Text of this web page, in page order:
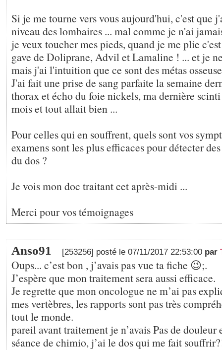
Si je me tourne vers vous aujourd'hui, c'est que
niveau des lombaires ... mal comme je n'ai
je veux toucher mes pieds, quand je me plie
gave de Doliprane, Advil et Lamaline ! ... et je
mais j'ai l'intuition que ce sont des métas
J'ai fait une prise de sang parfaite la semaine
thorax et écho du foie nickels, ma dernière scinti
mois et tout allait bien ...
Pour celles qui en souffrent, quels sont vos
examens sont les plus efficaces pour détecter
du dos ?
Je vois mon doc traitant cet après-midi ...
Merci pour vos témoignages
Anso91 [253256] posté le 07/11/2017 22:53:00 par
Oups... c’est bon , j’avais pas vue ta fiche 😉;.
J’espère que mon traitement sera aussi efficace.
Je regrette que mon oncologue ne m’ai pas
mes vertèbres, les rapports sont pas très
tout le monde.
pareil avant traitement je n’avais Pas de douleur
séance de chimio, j’ai le dos qui me fait